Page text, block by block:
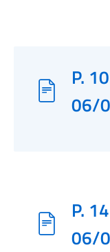
P.
06/
P.
06/